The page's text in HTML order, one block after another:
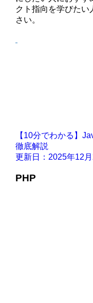
クト指向を学びた
さい。
【10分でわかる】
徹底解説
更新日：2025年12月
PHP